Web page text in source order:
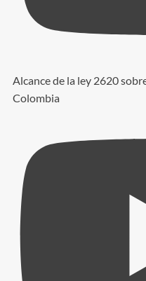
Alcance de la ley 2620
Colombia